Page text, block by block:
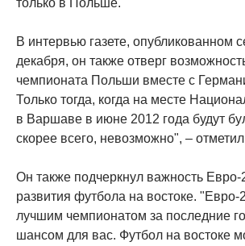
только в Польше.
В интервью газете, опубликованном
декабря, он также отверг
чемпионата Польши вместе с
Только тогда, когда на месте
в Варшаве в июне 2012 года будут
скорее всего, невозможно", –
Он также подчеркнул важность Евро-
развития футбола на востоке. "Евро-
лучшим чемпионатом за последние
шансом для вас. Футбол на востоке